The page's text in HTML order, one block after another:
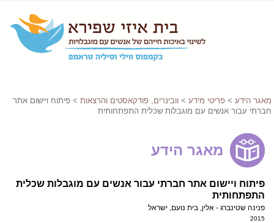
מאגר הידע > פריטי מידע > וובינרים, פודקאסטים והרצאות > פיתוח ויישום אתר
חברתי עבור אנשים עם מוגבלות שכלית התפתחותית
מאגר הידע
פיתוח ויישום אתר חברתי עבור אנשים עם מוגבלות שכלית
התפתחותית
פנינה שטינברג - אלין, בית נועם, ישראל
2015